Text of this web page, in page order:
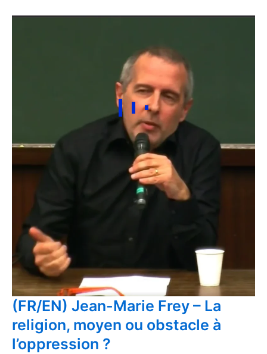
(FR/EN) Jean-Marie Frey – La
religion, moyen ou obstacle à
l’oppression ?